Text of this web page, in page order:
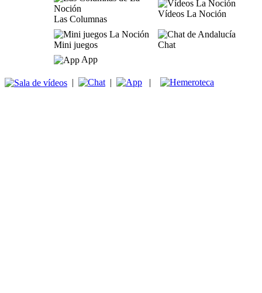
Las Columnas
Vídeos La Noción
Mini juegos
Chat
App
| | |